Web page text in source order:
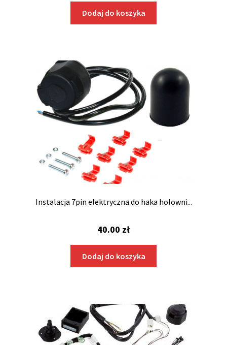
Adaptery i przejściówki
Uchwyty do lamp
Wtyczki
Zestawy oświetleniowe
Instalacje do haków
Zaczepy i urządzenia najazdowe
Dodaj do koszyka
Instalacja 7pin elektryczna do haka holowni...
40.00 zł
Dodaj do koszyka